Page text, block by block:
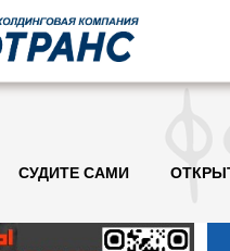
СУДИТЕ САМИ